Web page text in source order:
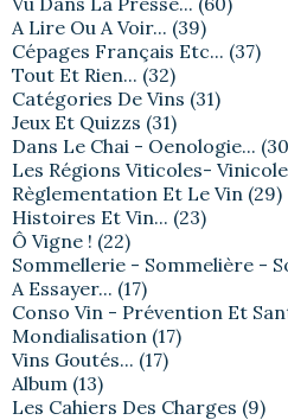
A Lire Ou A Voir... (39)
Cépages Français Etc... (37)
Tout Et Rien... (32)
Catégories De Vins (31)
Jeux Et Quizzs (31)
Dans Le Chai - Oenologie...
Les Régions Viticoles-
Règlementation Et Le Vin (29)
Histoires Et Vin... (23)
Ô Vigne ! (22)
Sommellerie - Sommelière -
A Essayer... (17)
Conso Vin - Prévention Et
Mondialisation (17)
Vins Goutés... (17)
Album (13)
Les Cahiers Des Charges (9)